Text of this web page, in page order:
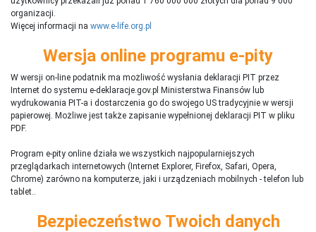
organizacji.
Więcej informacji na www.e-life.org.pl
Wersja online programu e-pity
W wersji on-line podatnik ma możliwość wysłania deklaracji PIT przez
Internet do systemu e-deklaracje.gov.pl Ministerstwa Finansów lub
wydrukowania PIT-a i dostarczenia go do swojego US tradycyjnie w wersji
papierowej. Możliwe jest także zapisanie wypełnionej deklaracji PIT w pliku
PDF.
Program e-pity online działa we wszystkich najpopularniejszych
przeglądarkach internetowych (Internet Explorer, Firefox, Safari, Opera,
Chrome) zarówno na komputerze, jaki i urządzeniach mobilnych - telefon lub
tablet..
Bezpieczeństwo Twoich danych